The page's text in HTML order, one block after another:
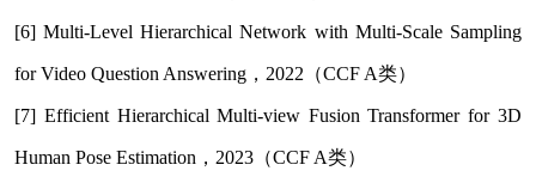
[6] Multi-Level Hierarchical Network with Multi-Scale Sampling
for Video Question Answering ，2022（CCF A类）
[7] Efficient Hierarchical Multi-view Fusion Transformer for 3D
Human Pose Estimation ，2023（CCF A类）